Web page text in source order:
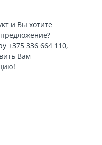
и Вы хотите
+375 336 664 110,
Вам